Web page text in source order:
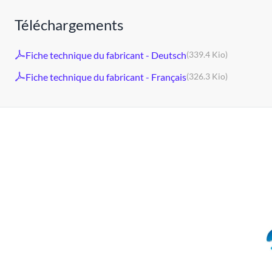
Téléchargements
Fiche technique du fabricant - Deutsch(339.4 Kio)
Fiche technique du fabricant - Français(326.3 Kio)